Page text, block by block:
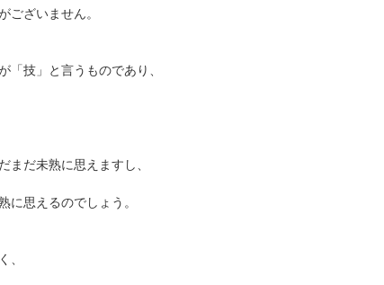
ございません。
「技」と言うものであり、
まだ未熟に思えますし、
に思えるのでしょう。
、